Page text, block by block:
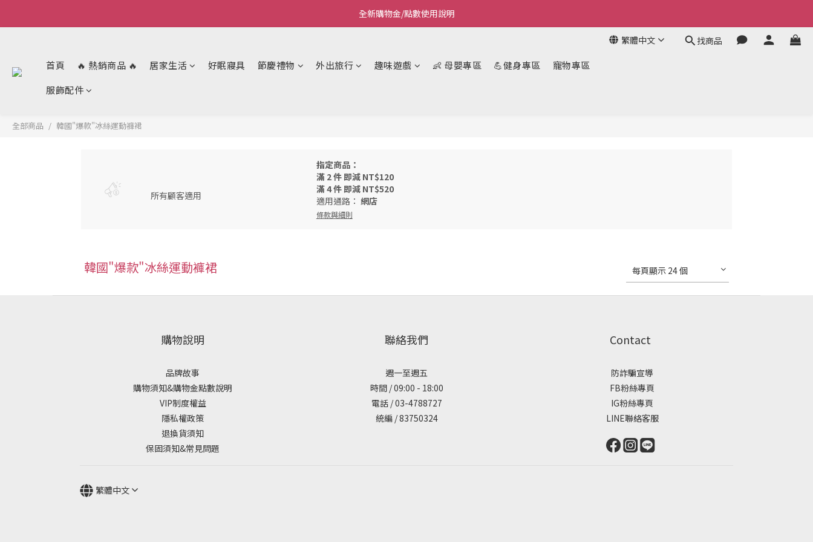
Welcome~私藏生活~
全新購物金/點數使用說明
繁體中文 找商品
首頁 🔥 熱銷商品 🔥 居家生活 好眠寢具 節慶禮物 外出旅行 趣味遊戲 👶 母嬰專區 💪健身專區
寵物專區
服飾配件
全部商品 韓國"爆款"冰絲運動褲裙
所有顧客適用
指定商品：
滿 2 件 即減 NT$120
滿 4 件 即減 NT$520
適用通路： 網店
條款與細則
韓國"爆款"冰絲運動褲裙 每頁顯示 24 個
購物說明
品牌故事
購物須知&購物金點數說明
VIP制度權益
隱私權政策
退換貨須知
保固須知&常見問題
聯絡我們
週一至週五
時間 / 09:00 - 18:00
電話 / 03-4788727
統編 / 83750324
Contact
防詐騙宣導
FB粉絲專頁
IG粉絲專頁
LINE聯絡客服
繁體中文